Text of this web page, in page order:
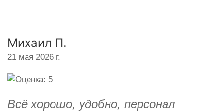
Михаил П.
21 мая 2026 г.
Всё хорошо, удобно, персонал